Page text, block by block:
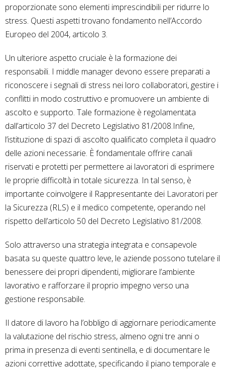
proporzionate sono elementi imprescindibili per ridurre lo
stress. Questi aspetti trovano fondamento nell’Accordo
Europeo del 2004, articolo 3.
Un ulteriore aspetto cruciale è la formazione dei
responsabili. I middle manager devono essere preparati a
riconoscere i segnali di stress nei loro collaboratori, gestire i
conflitti in modo costruttivo e promuovere un ambiente di
ascolto e supporto. Tale formazione è regolamentata
dall’articolo 37 del Decreto Legislativo 81/2008.Infine,
l’istituzione di spazi di ascolto qualificato completa il quadro
delle azioni necessarie. È fondamentale offrire canali
riservati e protetti per permettere ai lavoratori di esprimere
le proprie difficoltà in totale sicurezza. In tal senso, è
importante coinvolgere il Rappresentante dei Lavoratori per
la Sicurezza (RLS) e il medico competente, operando nel
rispetto dell’articolo 50 del Decreto Legislativo 81/2008.
Solo attraverso una strategia integrata e consapevole
basata su queste quattro leve, le aziende possono tutelare il
benessere dei propri dipendenti, migliorare l’ambiente
lavorativo e rafforzare il proprio impegno verso una
gestione responsabile.
Il datore di lavoro ha l’obbligo di aggiornare periodicamente
la valutazione del rischio stress, almeno ogni tre anni o
prima in presenza di eventi sentinella, e di documentare le
azioni correttive adottate, specificando il piano temporale e